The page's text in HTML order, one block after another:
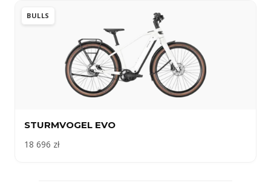
BULLS
STURMVOGEL EVO
18 696 zł